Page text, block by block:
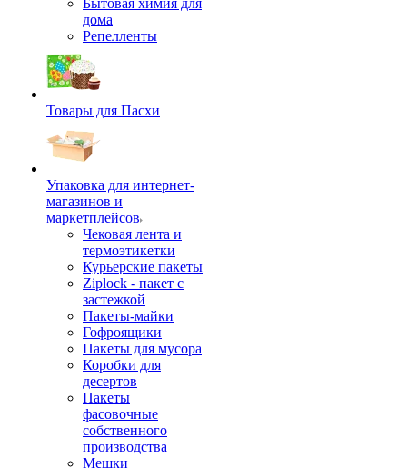
Бытовая химия для
дома
Репелленты
Товары для Пасхи
Упаковка для интернет-
магазинов и
маркетплейсов
Чековая лента и
термоэтикетки
Курьерские пакеты
Ziplock - пакет с
застежкой
Пакеты-майки
Гофроящики
Пакеты для мусора
Коробки для
десертов
Пакеты
фасовочные
собственного
производства
Мешки